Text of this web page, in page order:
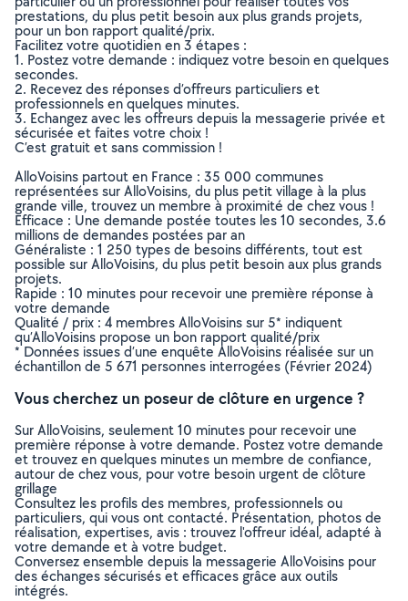
prestations, du plus petit besoin aux plus grands projets,
pour un bon rapport qualité/prix.
Facilitez votre quotidien en 3 étapes :
1. Postez votre demande : indiquez votre besoin en quelques
secondes.
2. Recevez des réponses d’offreurs particuliers et
professionnels en quelques minutes.
3. Echangez avec les offreurs depuis la messagerie privée et
sécurisée et faites votre choix !
C’est gratuit et sans commission !
AlloVoisins partout en France : 35 000 communes
représentées sur AlloVoisins, du plus petit village à la plus
grande ville, trouvez un membre à proximité de chez vous !
Efficace : Une demande postée toutes les 10 secondes, 3.6
millions de demandes postées par an
Généraliste : 1 250 types de besoins différents, tout est
possible sur AlloVoisins, du plus petit besoin aux plus grands
projets.
Rapide : 10 minutes pour recevoir une première réponse à
votre demande
Qualité / prix : 4 membres AlloVoisins sur 5* indiquent
qu’AlloVoisins propose un bon rapport qualité/prix
* Données issues d’une enquête AlloVoisins réalisée sur un
échantillon de 5 671 personnes interrogées (Février 2024)
Vous cherchez un poseur de clôture en urgence ?
Sur AlloVoisins, seulement 10 minutes pour recevoir une
première réponse à votre demande. Postez votre demande
et trouvez en quelques minutes un membre de confiance,
autour de chez vous, pour votre besoin urgent de clôture
grillage
Consultez les profils des membres, professionnels ou
particuliers, qui vous ont contacté. Présentation, photos de
réalisation, expertises, avis : trouvez l'offreur idéal, adapté à
votre demande et à votre budget.
Conversez ensemble depuis la messagerie AlloVoisins pour
des échanges sécurisés et efficaces grâce aux outils
intégrés.